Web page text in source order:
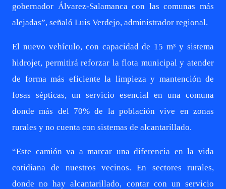
gobernador Álvarez-Salamanca con las comunas más
alejadas”, señaló Luis Verdejo, administrador regional.
El nuevo vehículo, con capacidad de 15 m³ y sistema
hidrojet, permitirá reforzar la flota municipal y atender
de forma más eficiente la limpieza y mantención de
fosas sépticas, un servicio esencial en una comuna
donde más del 70% de la población vive en zonas
rurales y no cuenta con sistemas de alcantarillado.
“Este camión va a marcar una diferencia en la vida
cotidiana de nuestros vecinos. En sectores rurales,
donde no hay alcantarillado, contar con un servicio